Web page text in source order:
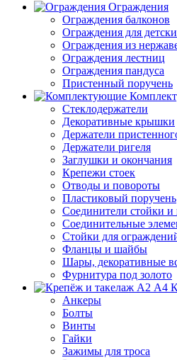
Ограждения
Ограждения балконов
Ограждения для
Ограждения из
Ограждения лестниц
Ограждения пандуса
Пристенный поручень
Стеклодержатели
Декоративные крышки
Держатели
Держатели ригеля
Заглушки и окончания
Крепежи стоек
Отводы и повороты
Пластиковый поручень
Соединители стойки и
Соединительные
Стойки для
Фланцы и шайбы
Шары, декоративные
Фурнитура под золото
Анкеры
Болты
Винты
Гайки
Зажимы для троса